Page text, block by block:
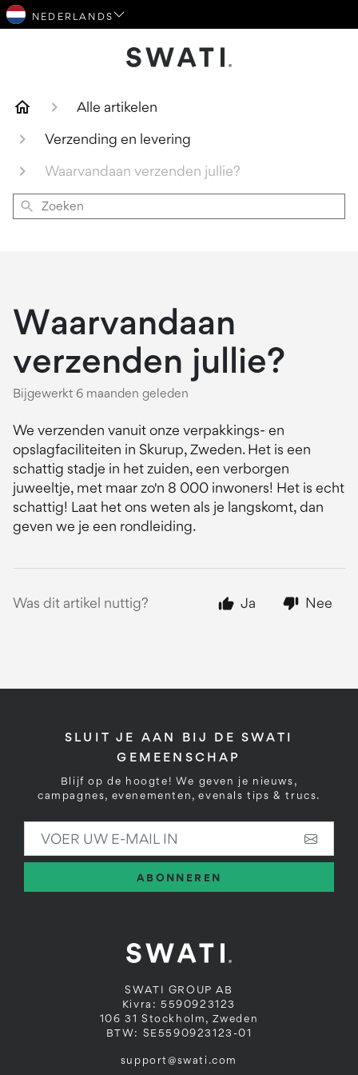
Alle artikelen
Verzending en levering
Waarvandaan verzenden jullie?
Zoeken
Waarvandaan
verzenden jullie?
Bijgewerkt 6 maanden geleden
We verzenden vanuit onze verpakkings- en
opslagfaciliteiten in Skurup, Zweden. Het is een
schattig stadje in het zuiden, een verborgen
juweeltje, met maar zo'n 8 000 inwoners! Het is echt
schattig! Laat het ons weten als je langskomt, dan
geven we je een rondleiding.
Was dit artikel nuttig? Ja Nee
SWATI GROUP AB
Kivra: 5590923123
106 31 Stockholm, Zweden
BTW: SE5590923123-01
support@swati.com
SLUIT JE AAN BIJ DE SWATI
GEMEENSCHAP
Blijf op de hoogte! We geven je nieuws,
campagnes, evenementen, evenals tips & trucs.
ABONNEREN